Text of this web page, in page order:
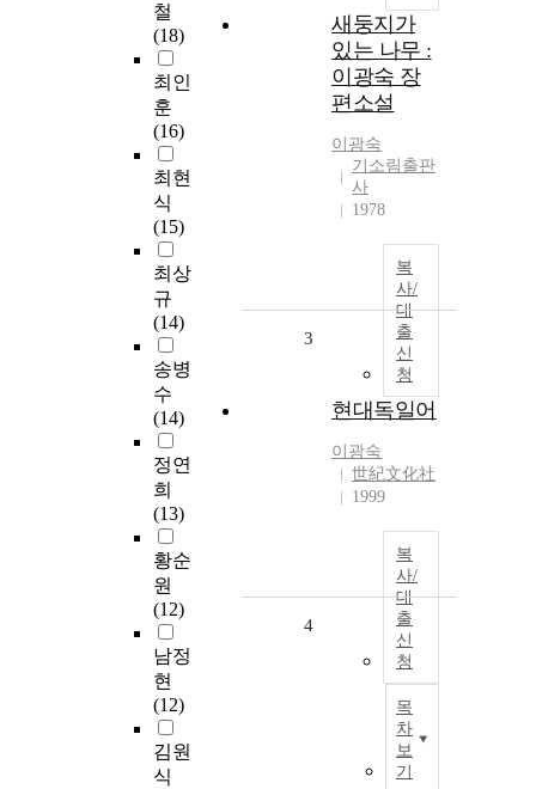
철
(18)
최인
훈
(16)
최현
식
(15)
최상
규
(14)
송병
수
(14)
정연
희
(13)
황순
원
(12)
남정
현
(12)
김원
식
새둥지가
있는 나무 :
이광숙 장
편소설
이광숙
기소림출판
사
1978
복
사/
대
출
신
청
3
현대독일어
이광숙
世紀文化社
1999
복
사/
대
출
신
청
목
차
보
기
4